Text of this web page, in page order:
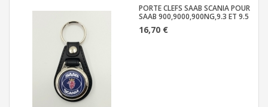
PORTE CLEFS SAAB SCANIA POUR
SAAB 900,9000,900NG,9.3 ET 9.5
16,70 €